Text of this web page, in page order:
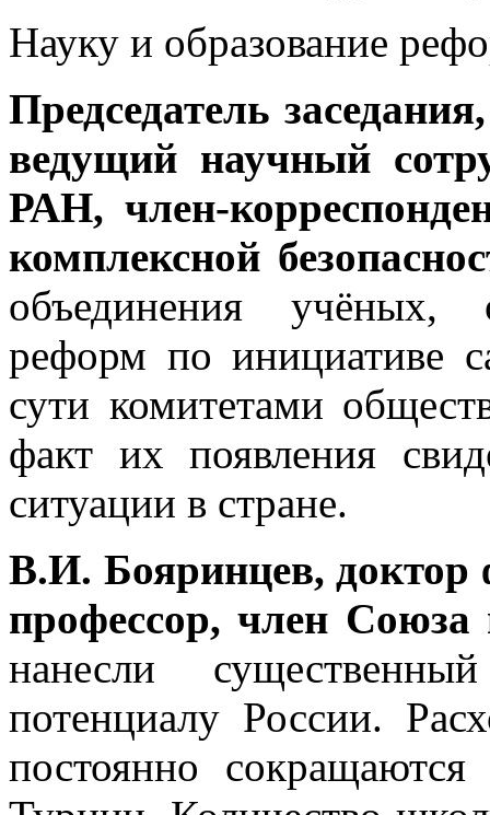
Науку и образование
Председатель
ведущий научный
РАН, член-
комплексной
объединения учёных,
реформ по инициативе
сути комитетами
факт их появления
ситуации в стране.
В.И. Бояринцев, доктор
профессор, член Союза
нанесли
потенциалу России.
постоянно